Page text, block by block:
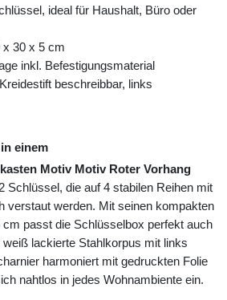
ideal für Haushalt, Büro oder
x 30 x 5 cm
inkl. Befestigungsmaterial
beschreibbar, links
einem
Motiv Motiv Roter Vorhang
Schlüssel, die auf 4 stabilen Reihen mit
verstaut werden. Mit seinen kompakten
passt die Schlüsselbox perfekt auch
lackierte Stahlkorpus mit links
harmoniert mit gedruckten Folie
nahtlos in jedes Wohnambiente ein.